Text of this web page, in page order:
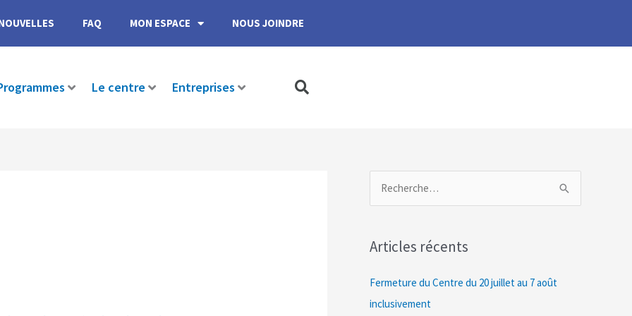
FAQ MON ESPACE NOUS JOINDRE
Le centre Entreprises
h
e
r
Articles récents
Fermeture du Centre du 20 juillet au 7 août
inclusivement